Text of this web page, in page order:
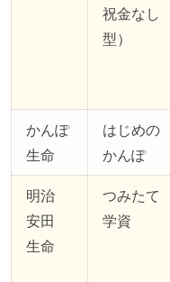
祝金なし
型）
かんぽ
生命
はじめの
かんぽ
明治
安田
生命
つみたて
学資